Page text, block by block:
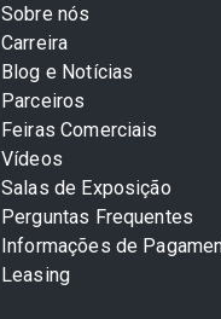
Sobre nós
Carreira
Blog e Notícias
Parceiros
Feiras Comerciais
Vídeos
Salas de Exposição
Perguntas Frequentes
Informações de
Leasing